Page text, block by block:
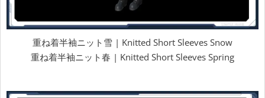
重ね着半袖ニット雪 | Knitted Short Sleeves Snow
重ね着半袖ニット春 | Knitted Short Sleeves Spring